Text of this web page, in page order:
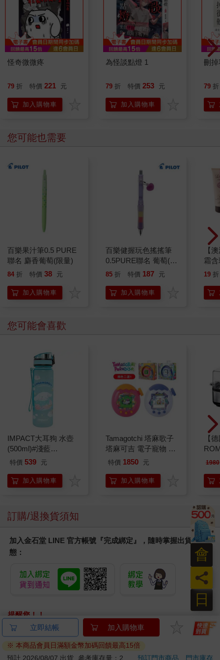
怪奇微微疼
79 折 特價 221 元
加入購物車
為怪談點燈 1
79 折 特價 253 元
加入購物車
刪
79 折
您可能也需要
百樂果汁筆0.5 PURE
聯名 麝香葡萄(限量)
84 折 特價 38 元
加入購物車
百樂健握玩色搖搖筆
0.5PURE聯名 葡萄(限
量)
85 折 特價 187 元
加入購物車
【
霜
E-4
19 折
您可能會喜歡
IMPACT大耳狗 水壺
(500ml)#淺藍
IMCMB01LB
特價 539 元
加入購物車
Tamagotchi 塔麻歌子
塔麻可吉 電子寵物 樂
園系列（熱帶橙果／極
特價 1850 元
加入購物車
【
曼
1980
訂購/退換貨須知
加入金石堂 LINE 官方帳號『完成綁定』，隨時掌握出貨動
態：
提醒您！！
金石堂及銀行均不會請您操作ATM! 如接獲電話要求您前往
ATM提款機，請不要聽從指示，以免受騙上當！
退換貨須知：
立即結帳 加入購物車
※ 本商品會員日滿額金幣加碼回饋最高15倍
預計 2026/08/07 出貨 參考庫存量：2 預訂門市商品
門市庫存
日
員
會